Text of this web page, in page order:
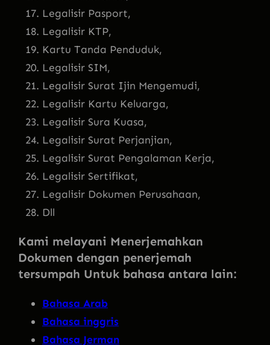
Legalisir Pasport,
Legalisir KTP,
Kartu Tanda Penduduk,
Legalisir SIM,
Legalisir Surat Ijin Mengemudi,
Legalisir Kartu Keluarga,
Legalisir Sura Kuasa,
Legalisir Surat Perjanjian,
Legalisir Surat Pengalaman Kerja,
Legalisir Sertifikat,
Legalisir Dokumen Perusahaan,
Dll
Kami melayani Menerjemahkan
Dokumen dengan penerjemah
tersumpah Untuk bahasa antara lain:
Bahasa Arab
Bahasa inggris
Bahasa Jerman